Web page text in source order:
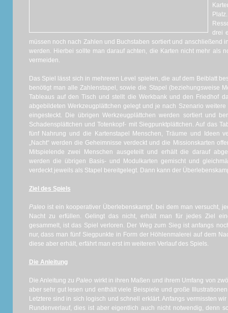
drei
müssen noch nach Zahlen und Buchstaben sortiert und anschließend
werden. Hierbei sollte man darauf achten, die Karten nicht mehr als
vermeiden.
Das Spiel lässt sich in mehreren Level spielen, die auf dem Beiblatt
benötigt man alle Zahlenstapel, sowie die Stapel (beziehungsweise
Tableaus auf den Tisch und stellt die Werkbank und den Friedhof
abgebildeten Werkzeugplättchen gelegt und je nach Szenario
eingesteckt. Die übrigen Werkzeugplättchen werden sortiert und
Schadensplättchen und Totenkopf- mit Siegpunktplättchen. Auf das
fünf Nahrung und die Kartenstapel Menschen, Träume und Ideen
„Nacht“ werden die Geheimnisse verdeckt und die Missionskarten
Mitspielende zwei Menschen ausgeteilt und erhält die darauf
werden die übrigen Basis- und Modulkarten gemischt und
verdeckt jeweils als Stapel bereitgelegt. Dann kann der
Ziel des Spiels
Paleo ist ein kooperativer Überlebenskampf, bei dem man versucht,
Nacht zu erfüllen. Gelingt das nicht, erhält man für jedes Ziel
gesammelt, ist das Spiel verloren. Der Weg zum Sieg ist anfangs
nur, dass man fünf Siegpunkte in Form der Höhlenmalerei auf dem
diese aber erhält, erfährt man erst im weiteren Verlauf des Spiels.
Die Anleitung
Die Anleitung zuPaleo wirkt in ihren Maßen und ihrem Umfang von
aber sehr gut lesen und enthält viele Beispiele und große
Letztere sind in sich logisch und schnell erklärt. Anfangs vermissten
Rundenverlauf, dies ist aber eigentlich auch nicht notwendig, denn